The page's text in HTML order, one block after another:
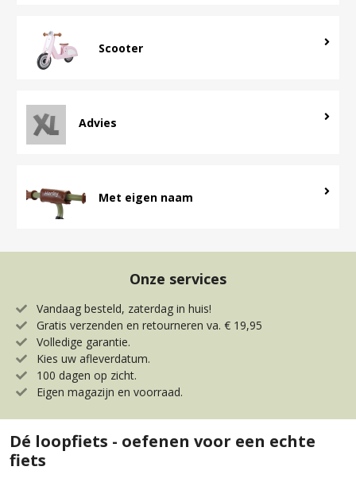
Scooter
Advies
Met eigen naam
Onze services
Vandaag besteld, zaterdag in huis!
Gratis verzenden en retourneren va. € 19,95
Volledige garantie.
Kies uw afleverdatum.
100 dagen op zicht.
Eigen magazijn en voorraad.
Dé loopfiets - oefenen voor een echte
fiets